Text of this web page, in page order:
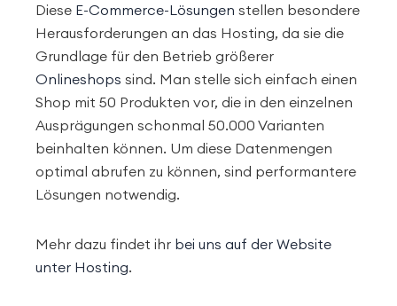
Diese E-Commerce-Lösungen stellen besondere
Herausforderungen an das Hosting, da sie die
Grundlage für den Betrieb größerer
Onlineshops sind. Man stelle sich einfach einen
Shop mit 50 Produkten vor, die in den einzelnen
Ausprägungen schonmal 50.000 Varianten
beinhalten können. Um diese Datenmengen
optimal abrufen zu können, sind performantere
Lösungen notwendig.
Mehr dazu findet ihr bei uns auf der Website
unter Hosting.